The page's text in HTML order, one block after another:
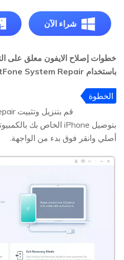
شراء الآن
باستخدام UltFone System Repair:
الخطوة
أصلي وانقر فوق بدء من الواجهة.